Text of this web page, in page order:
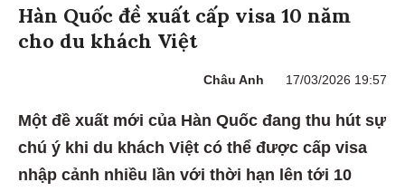
Hàn Quốc đề xuất cấp visa 10 năm
cho du khách Việt
Châu Anh 17/03/2026 19:57
Một đề xuất mới của Hàn Quốc đang thu hút sự
chú ý khi du khách Việt có thể được cấp visa
nhập cảnh nhiều lần với thời hạn lên tới 10